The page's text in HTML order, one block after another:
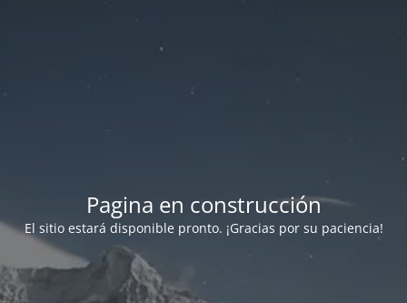
Pagina en construcción
El sitio estará disponible pronto. ¡Gracias por su paciencia!